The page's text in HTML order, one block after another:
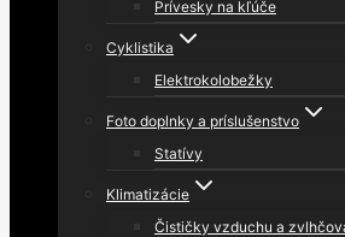
Prívesky na kľúče
Cyklistika
Elektrokolobežky
Foto doplnky a príslušenstvo
Statívy
Klimatizácie
Čističky vzduchu a